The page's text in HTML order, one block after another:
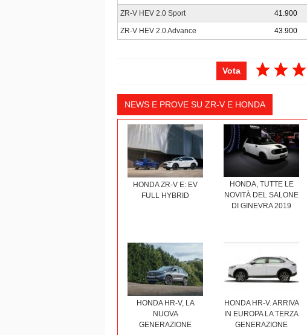
ZR-V HEV 2.0 Sport 41.900
ZR-V HEV 2.0 Advance 43.900
Vota
NEWS E PROVE SU ZR-V E HONDA
HONDA ZR-V E: EV
FULL HYBRID
HONDA, TUTTE LE
NOVITÀ DEL SALONE
DI GINEVRA 2019
HONDA HR-V, LA
NUOVA
GENERAZIONE
HONDA HR-V. ARRIVA
IN EUROPA LA TERZA
GENERAZIONE